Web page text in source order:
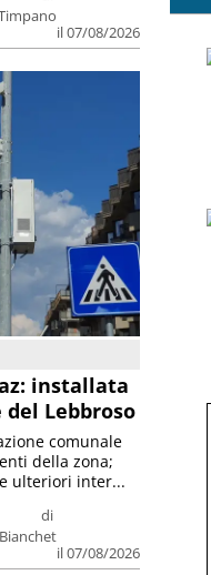
il 07/08/2026
installata
Lebbroso
di
il 07/08/2026
comunale
della zona;
ulteriori inter...